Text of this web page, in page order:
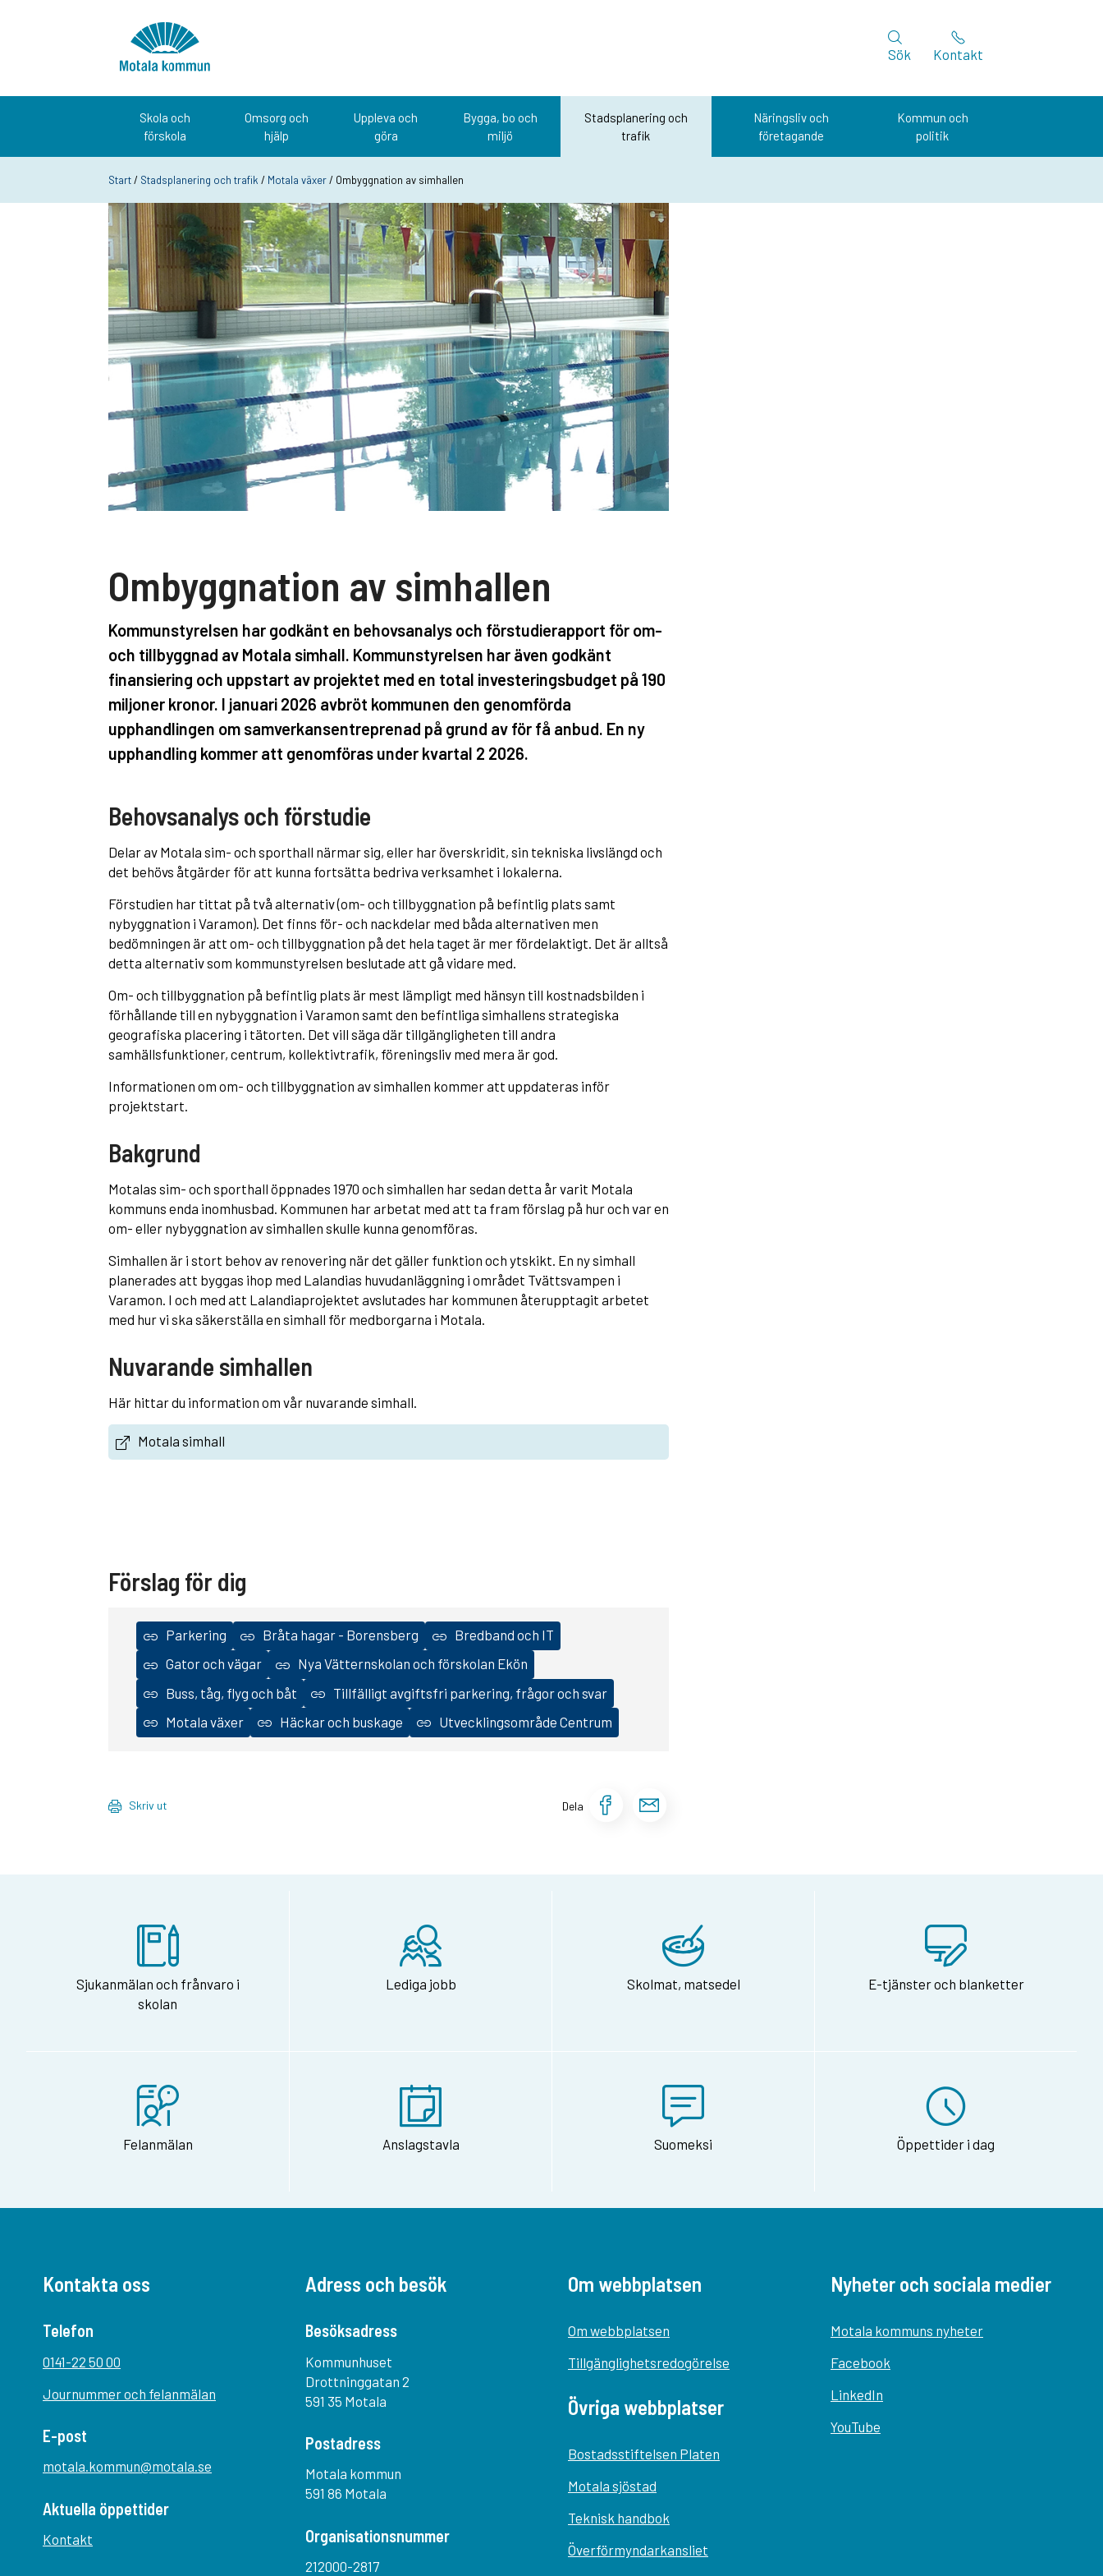
Sök
Kontakt
Skola och
förskola
Omsorg och
hjälp
Uppleva och
göra
Bygga, bo och
miljö
Stadsplanering och
trafik
Näringsliv och
företagande
Kommun och
politik
Start/ Stadsplanering och trafik / Motala växer/ Ombyggnation av simhallen
Ombyggnation av simhallen
Kommunstyrelsen har godkänt en behovsanalys och förstudierapport för om-
och tillbyggnad av Motala simhall. Kommunstyrelsen har även godkänt
finansiering och uppstart av projektet med en total investeringsbudget på 190
miljoner kronor. I januari 2026 avbröt kommunen den genomförda
upphandlingen om samverkansentreprenad på grund av för få anbud. En ny
upphandling kommer att genomföras under kvartal 2 2026.
Behovsanalys och förstudie
Delar av Motala sim- och sporthall närmar sig, eller har överskridit, sin tekniska livslängd och
det behövs åtgärder för att kunna fortsätta bedriva verksamhet i lokalerna.
Förstudien har tittat på två alternativ (om- och tillbyggnation på befintlig plats samt
nybyggnation i Varamon). Det finns för- och nackdelar med båda alternativen men
bedömningen är att om- och tillbyggnation på det hela taget är mer fördelaktigt. Det är alltså
detta alternativ som kommunstyrelsen beslutade att gå vidare med.
Om- och tillbyggnation på befintlig plats är mest lämpligt med hänsyn till kostnadsbilden i
förhållande till en nybyggnation i Varamon samt den befintliga simhallens strategiska
geografiska placering i tätorten. Det vill säga där tillgängligheten till andra
samhällsfunktioner, centrum, kollektivtrafik, föreningsliv med mera är god.
Informationen om om- och tillbyggnation av simhallen kommer att uppdateras inför
projektstart.
Bakgrund
Motalas sim- och sporthall öppnades 1970 och simhallen har sedan detta år varit Motala
kommuns enda inomhusbad. Kommunen har arbetat med att ta fram förslag på hur och var en
om- eller nybyggnation av simhallen skulle kunna genomföras.
Simhallen är i stort behov av renovering när det gäller funktion och ytskikt. En ny simhall
planerades att byggas ihop med Lalandias huvudanläggning i området Tvättsvampen i
Varamon. I och med att Lalandiaprojektet avslutades har kommunen återupptagit arbetet
med hur vi ska säkerställa en simhall för medborgarna i Motala.
Nuvarande simhallen
Här hittar du information om vår nuvarande simhall.
Motala simhall
Förslag för dig
Parkering Bråta hagar - Borensberg
Bredband och IT
Gator och vägar
Nya Vätternskolan och förskolan Ekön
Buss, tåg, flyg och båt
Tillfälligt avgiftsfri parkering, frågor och svar
Motala växer
Häckar och buskage Utvecklingsområde Centrum
Skriv ut Dela Dela sidan på Facebook
Sjukanmälan och frånvaro i
skolan
Lediga jobb Skolmat, matsedel E-tjänster och blanketter
Felanmälan Anslagstavla Suomeksi Öppettider i dag
Kontakta oss
Telefon
0141-22 50 00
Journummer och felanmälan
E-post
motala.kommun@motala.se
Aktuella öppettider
Kontakt
Adress och besök
Besöksadress
Kommunhuset
Drottninggatan 2
591 35 Motala
Postadress
Motala kommun
591 86 Motala
Organisationsnummer
212000-2817
Om webbplatsen
Om webbplatsen
Tillgänglighetsredogörelse
Övriga webbplatser
Bostadsstiftelsen Platen
Motala sjöstad
Teknisk handbok
Överförmyndarkansliet
Nyheter och sociala medier
Motala kommuns nyheter
Facebook
LinkedIn
YouTube